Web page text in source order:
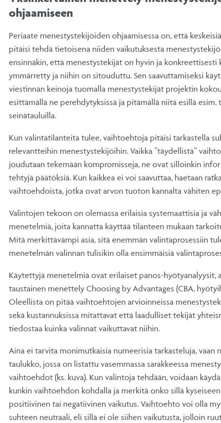
ohjaamiseen
Periaate menestystekijöiden ohjaamisessa on, että
pitäisi tehdä tietoisena niiden vaikutuksesta
ensinnäkin, että menestystekijät on hyvin ja konkreettisesti
ymmärretty ja niihin on sitouduttu. Sen saavuttamiseksi
viestinnän keinoja tuomalla menestystekijät projektin
esittämällä ne perehdytyksissä ja pitämällä niitä esillä
seinätauluilla.
Kun valintatilanteita tulee, vaihtoehtoja pitäisi tarkastella
relevantteihin menestystekijöihin. Vaikka ”täydellistä”
joudutaan tekemään kompromisseja, ne ovat silloinkin
tehtyjä päätöksiä. Kun kaikkea ei voi saavuttaa, haetaan
vaihtoehdoista, jotka ovat arvon tuoton kannalta vähiten
Valintojen tekoon on olemassa erilaisia systemaattisia ja
menetelmiä, joita kannatta käyttää tilanteen mukaan
Mitä merkittävämpi asia, sitä enemmän valintaprosessiin
menetelmän valinnan tulisikin olla ensimmäisiä
Käytettyjä menetelmiä ovat erilaiset panos-hyötyanalyysit,
taustainen menettely Choosing by Advantages (CBA,
Oleellista on pitää vaihtoehtojen arvioinneissa
sekä kustannuksissa mitattavat että laadulliset tekijät
tiedostaa kuinka valinnat vaikuttavat niihin.
Aina ei tarvita monimutkaisia numeerisia tarkasteluja, vaan
taulukko, jossa on listattu vasemmassa sarakkeessa
vaihtoehdot (ks. kuva). Kun valintoja tehdään, voidaan
kunkin vaihtoehdon kohdalla ja merkitä onko sillä
positiivinen tai negatiivinen vaikutus. Vaihtoehto voi olla
suhteen neutraali, eli sillä ei ole siihen vaikutusta, jolloin